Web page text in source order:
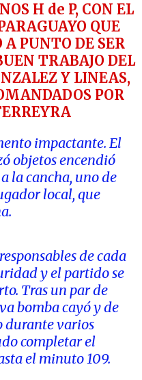
H de P, CON EL
QUE
A PUNTO DE SER
TRABAJO DEL
Y LINEAS,
POR
impactante. El
objetos encendió
la cancha, uno de
local, que
de cada
y el partido se
Tras un par de
bomba cayó y de
durante varios
completar el
el minuto 109.